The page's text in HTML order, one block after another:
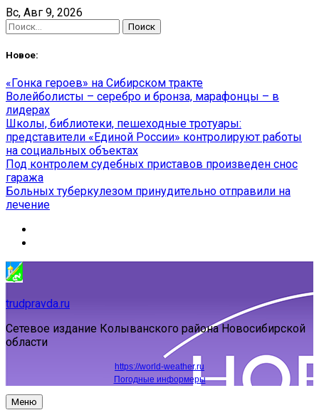
Skip
to
content
Вс, Авг 9, 2026
Найти:
Новое:
«Гонка героев» на Сибирском тракте
Волейболисты – серебро и бронза, марафонцы – в
лидерах
Школы, библиотеки, пешеходные тротуары:
представители «Единой России» контролируют работы
на социальных объектах
Под контролем судебных приставов произведен снос
гаража
Больных туберкулезом принудительно отправили на
лечение
trudpravda.ru
Сетевое издание Колыванского района Новосибирской
области
https://world-weather.ru
Погодные информеры
Меню